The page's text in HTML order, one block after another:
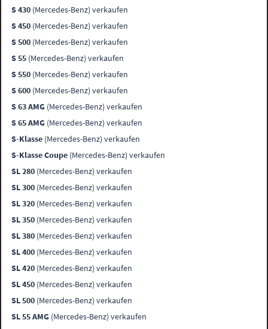
S 430 (Mercedes-Benz) verkaufen
S 450 (Mercedes-Benz) verkaufen
S 500 (Mercedes-Benz) verkaufen
S 55 (Mercedes-Benz) verkaufen
S 550 (Mercedes-Benz) verkaufen
S 600 (Mercedes-Benz) verkaufen
S 63 AMG (Mercedes-Benz) verkaufen
S 65 AMG (Mercedes-Benz) verkaufen
S-Klasse (Mercedes-Benz) verkaufen
S-Klasse Coupe (Mercedes-Benz) verkaufen
SL 280 (Mercedes-Benz) verkaufen
SL 300 (Mercedes-Benz) verkaufen
SL 320 (Mercedes-Benz) verkaufen
SL 350 (Mercedes-Benz) verkaufen
SL 380 (Mercedes-Benz) verkaufen
SL 400 (Mercedes-Benz) verkaufen
SL 420 (Mercedes-Benz) verkaufen
SL 450 (Mercedes-Benz) verkaufen
SL 500 (Mercedes-Benz) verkaufen
SL 55 AMG (Mercedes-Benz) verkaufen